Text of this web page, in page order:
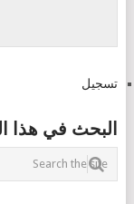
تسجيل
البحث في هذا